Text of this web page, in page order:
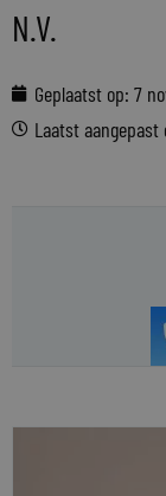
N.V.
Geplaatst op: 7
Laatst aangepast